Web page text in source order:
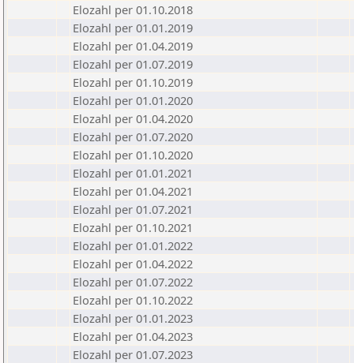
Elozahl per 01.10.2018
Elozahl per 01.01.2019
Elozahl per 01.04.2019
Elozahl per 01.07.2019
Elozahl per 01.10.2019
Elozahl per 01.01.2020
Elozahl per 01.04.2020
Elozahl per 01.07.2020
Elozahl per 01.10.2020
Elozahl per 01.01.2021
Elozahl per 01.04.2021
Elozahl per 01.07.2021
Elozahl per 01.10.2021
Elozahl per 01.01.2022
Elozahl per 01.04.2022
Elozahl per 01.07.2022
Elozahl per 01.10.2022
Elozahl per 01.01.2023
Elozahl per 01.04.2023
Elozahl per 01.07.2023